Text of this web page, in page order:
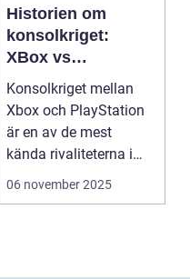
Historien om
konsolkriget:
XBox vs
PlayStation
Konsolkriget mellan
Xbox och PlayStation
är en av de mest
kända rivaliteterna i
06 november 2025